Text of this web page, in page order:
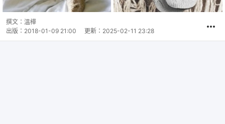
撰文： 溫樺
出版： 2018-01-09 21:00 更新： 2025-02-11 23:28